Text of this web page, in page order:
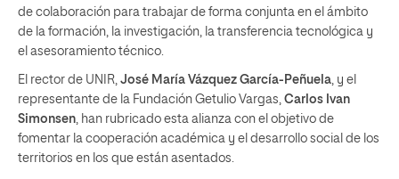
de colaboración para trabajar de forma conjunta en el ámbito
de la formación, la investigación, la transferencia tecnológica y
el asesoramiento técnico.
El rector de UNIR, José María Vázquez García-Peñuela , y el
representante de la Fundación Getulio Vargas, Carlos Ivan
Simonsen , han rubricado esta alianza con el objetivo de
fomentar la cooperación académica y el desarrollo social de los
territorios en los que están asentados.